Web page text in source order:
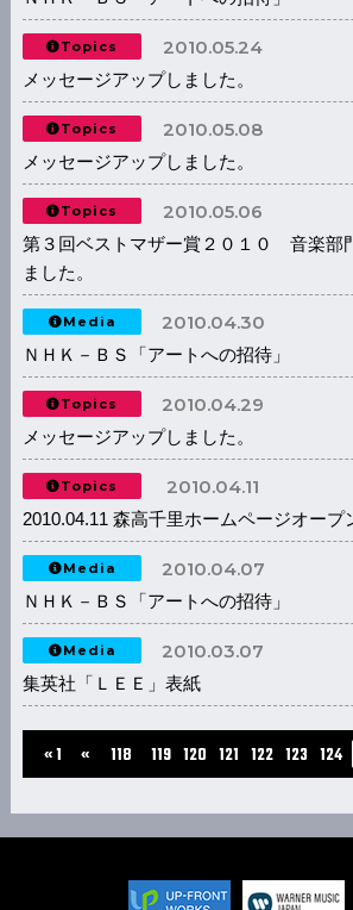
Topics 2010.05.24
メッセージアップしました。
Topics 2010.05.08
メッセージアップしました。
Topics 2010.05.06
第３回ベストマザー賞２０１０ 音楽部
ました。
Media 2010.04.30
ＮＨＫ－ＢＳ「アートへの招待」
Topics 2010.04.29
メッセージアップしました。
Topics 2010.04.11
2010.04.11 森高千里ホームページオープ
Media 2010.04.07
ＮＨＫ－ＢＳ「アートへの招待」
Media 2010.03.07
集英社「ＬＥＥ」表紙
« 1 «... 118 119 120 121 122 123 124